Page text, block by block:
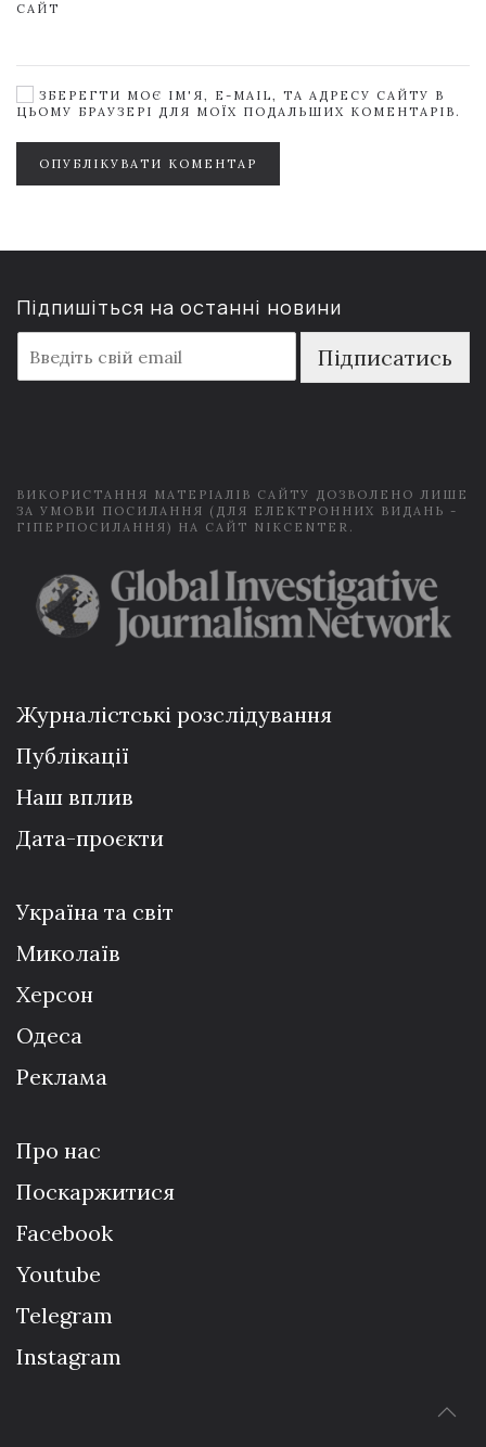
САЙТ
ЗБЕРЕГТИ МОЄ ІМ'Я, E-MAIL, ТА АДРЕСУ САЙТУ В
ЦЬОМУ БРАУЗЕРІ ДЛЯ МОЇХ ПОДАЛЬШИХ КОМЕНТАРІВ.
ОПУБЛІКУВАТИ КОМЕНТАР
Підпишіться на останні новини
m
a
Підписатись
ВИКОРИСТАННЯ МАТЕРІАЛІВ САЙТУ ДОЗВОЛЕНО ЛИШЕ
ЗА УМОВИ ПОСИЛАННЯ (ДЛЯ ЕЛЕКТРОННИХ ВИДАНЬ -
ГІПЕРПОСИЛАННЯ) НА САЙТ NIKCENTER.
Журналістські розслідування
Публікації
Наш вплив
Дата-проєкти
Україна та світ
Миколаїв
Херсон
Одеса
Реклама
Про нас
Поскаржитися
Facebook
Youtube
Telegram
Instagram